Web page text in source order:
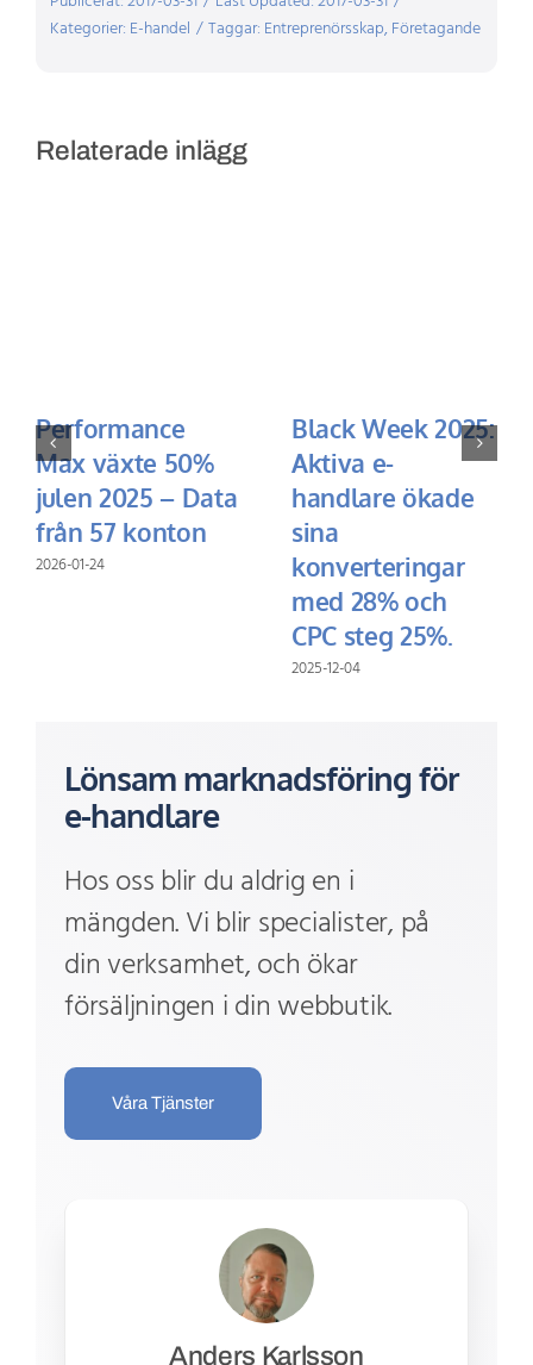
Kategorier: E-handel / Taggar: Entreprenörsskap,Företagande
Relaterade inlägg
Performance
Max växte 50%
julen 2025 – Data
från 57 konton
2026-01-24
Black Week 2025:
Aktiva e-
handlare ökade
sina
konverteringar
med 28% och
CPC steg 25%.
2025-12-04
Lönsam marknadsföring för
e-handlare
Hos oss blir du aldrig en i
mängden. Vi blir specialister, på
din verksamhet, och ökar
försäljningen i din webbutik.
Våra Tjänster
Anders Karlsson